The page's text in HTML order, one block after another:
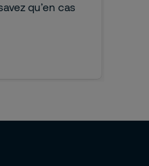
qu’en cas